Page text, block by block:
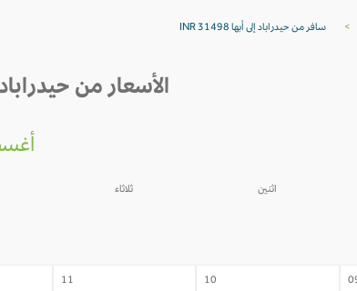
> سافر من حيدراباد إلى أبها INR 31498
الأسعار من حيدراباد إلى
اثنين ثلاثاء
10
11